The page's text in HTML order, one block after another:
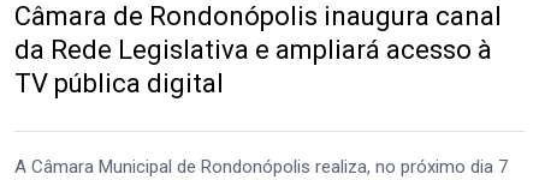
Câmara de Rondonópolis inaugura canal
da Rede Legislativa e ampliará acesso à
TV pública digital
A Câmara Municipal de Rondonópolis realiza, no próximo dia 7